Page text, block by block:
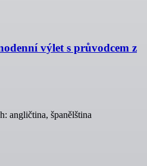
výlet s průvodcem z
angličtina, španělština